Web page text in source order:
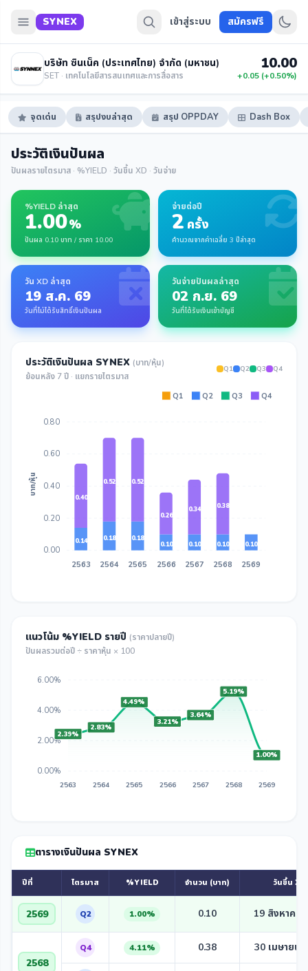
SYNEX เข้าสู่ระบบ สมัครฟรี
บริษัท ซินเน็ค (ประเทศไทย) จำกัด (มหาชน)
SET · เทคโนโลยีสารสนเทศและการสื่อสาร
10.00
+0.05 (+0.50%)
จุดเด่น สรุปงบล่าสุด สรุป OPPDAY Dash Box
ประวัติเงินปันผล
ปันผลรายไตรมาส · %YIELD · วันขึ้น XD · วันจ่าย
%YIELD ล่าสุด
1.00%
ปันผล 0.10 บาท / ราคา 10.00
จ่ายต่อปี
2 ครั้ง
คำนวณจากค่าเฉลี่ย 3 ปีล่าสุด
วัน XD ล่าสุด
19 ส.ค. 69
วันที่ไม่ได้รับสิทธิ์เงินปันผล
วันจ่ายปันผลล่าสุด
02 ก.ย. 69
วันที่ได้รับเงินเข้าบัญชี
ประวัติเงินปันผล SYNEX (บาท/หุ้น)
ย้อนหลัง 7 ปี · แยกรายไตรมาส
Q1 Q2 Q3 Q4
Q1 Q2 Q3 Q4
0.80
0.60
0.40
0.20
0.00
บาท/หุ้น
0.14 0.18 0.18
0.10 0.10 0.10 0.10
0.40
0.52 0.52
0.26
0.34 0.38
2563 2564 2565 2566 2567 2568 2569
แนวโน้ม %YIELD รายปี (ราคาปลายปี)
ปันผลรวมต่อปี ÷ ราคาหุ้น × 100
6.00%
4.00%
2.00%
0.00%
2.39%
2.83%
4.49%
3.21%
3.64%
5.19%
1.00%
2563 2564 2565 2566 2567 2568 2569
ตารางเงินปันผล SYNEX
ปีที่ ไตรมาส %YIELD จำนวน (บาท) วันขึ้น XD
2569 Q2 1.00% 0.10 19 สิงหาคม
2568
Q4 4.11% 0.38 30 เมษายน